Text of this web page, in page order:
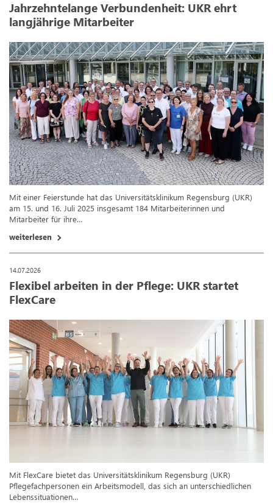
Jahrzehntelange Verbundenheit: UKR ehrt
langjährige Mitarbeiter
Mit einer Feierstunde hat das Universitätsklinikum Regensburg (UKR)
am 15. und 16. Juli 2025 insgesamt 184 Mitarbeiterinnen und
Mitarbeiter für ihre…
weiterlesen
14.07.2026
Flexibel arbeiten in der Pflege: UKR startet
FlexCare
Mit FlexCare bietet das Universitätsklinikum Regensburg (UKR)
Pflegefachpersonen ein Arbeitsmodell, das sich an unterschiedlichen
Lebenssituationen…